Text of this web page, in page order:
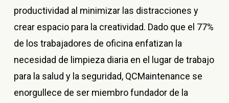
productividad al minimizar las distracciones y
crear espacio para la creatividad. Dado que el 77%
de los trabajadores de oficina enfatizan la
necesidad de limpieza diaria en el lugar de trabajo
para la salud y la seguridad, QCMaintenance se
enorgullece de ser miembro fundador de la